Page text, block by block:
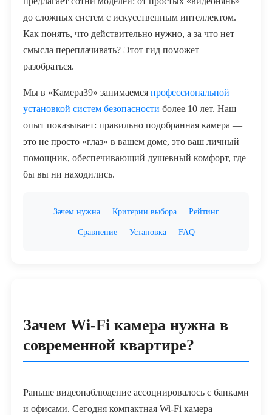
до сложных систем с искусственным интеллектом.
Как понять, что действительно нужно, а за что нет
смысла переплачивать? Этот гид поможет
разобраться.
Мы в «Камера39» занимаемся профессиональной
установкой систем безопасности более 10 лет. Наш
опыт показывает: правильно подобранная камера —
это не просто «глаз» в вашем доме, это ваш личный
помощник, обеспечивающий душевный комфорт, где
бы вы ни находились.
Зачем нужна Критерии выбора Рейтинг
Сравнение Установка FAQ
Зачем Wi-Fi камера нужна в
современной квартире?
Раньше видеонаблюдение ассоциировалось с банками
и офисами. Сегодня компактная Wi-Fi камера —